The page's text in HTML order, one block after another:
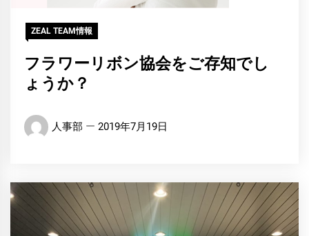
ZEAL TEAM情報
フラワーリボン協会をご存知でし
ょうか？
人事部 2019年7月19日